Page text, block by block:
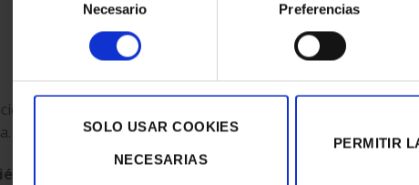
consentimiento
Necesario Preferencias
SOLO USAR COOKIES
NECESARIAS
PERMITIR
espacial de la colectiva ha sido especialmente adaptada
por su diversidad temática y formal que no dejará